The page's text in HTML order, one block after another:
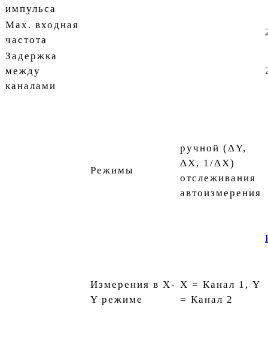
импульса
Мах. входная
частота
Задержка
между
каналами
Режимы
ручной (ΔY,
ΔX, 1/ΔX)
отслеживания
автоизмерения
Измерения в X-
Y режиме
X = Канал 1, Y
= Канал 2